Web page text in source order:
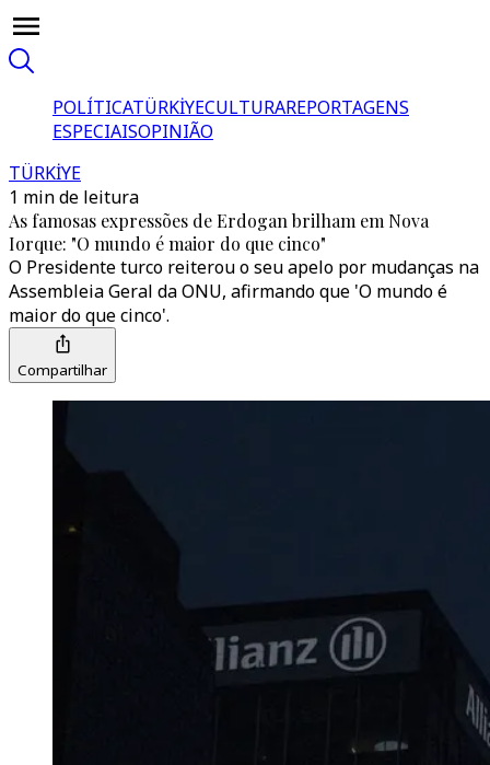
POLÍTICATÜRKİYECULTURAREPORTAGENS
ESPECIAISOPINIÃO
TÜRKİYE
1 min de leitura
As famosas expressões de Erdogan brilham em Nova
Iorque: "O mundo é maior do que cinco"
O Presidente turco reiterou o seu apelo por mudanças na
Assembleia Geral da ONU, afirmando que 'O mundo é
maior do que cinco'.
Compartilhar